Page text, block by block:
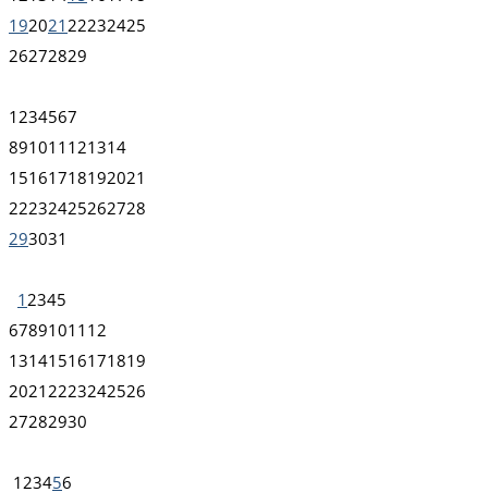
192021 22232425
26272829
1 234567
891011 121314
15161718192021
22232425262728
293031
1 2345
67891011 12
13141516171819
2021 2223242526
27282930
1 23456